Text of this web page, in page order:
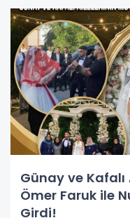
Günay ve
Ömer Faruk ile
Girdi!